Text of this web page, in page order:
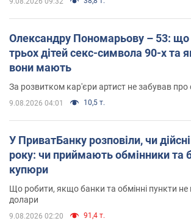
Олександру Пономарьову – 53: що
трьох дітей секс-символа 90-х та
вони мають
За розвитком кар'єри артист не забував про
9.08.2026 04:01 10,5 т.
У ПриватБанку розповіли, чи
року: чи приймають обмінники та
купюри
Що робити, якщо банки та обмінні пункти не
долари
9.08.2026 02:20 91,4 т.